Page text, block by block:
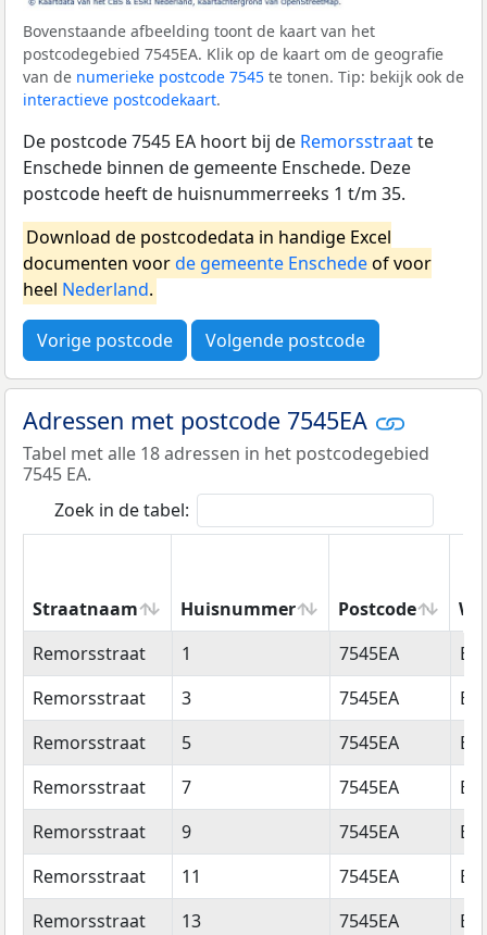
Bovenstaande afbeelding toont de kaart van het
postcodegebied 7545EA. Klik op de kaart om de geografie
van de numerieke postcode 7545 te tonen. Tip: bekijk ook de
interactieve postcodekaart.
De postcode 7545 EA hoort bij de Remorsstraatte
Enschede binnen de gemeente Enschede. Deze
postcode heeft de huisnummerreeks 1 t/m 35.
Download de postcodedata in handige Excel
documenten voorde gemeente Enschedeof voor
heel Nederland.
Vorige postcode Volgende postcode
Adressen met postcode 7545EA
Tabel met alle 18 adressen in het postcodegebied
7545 EA.
Zoek in de tabel:
Straatnaam Huisnummer Postcode
Straatnaam
Huisnummer Postcode
Remorsstraat 1 7545EA
Remorsstraat
3 7545EA
Remorsstraat
5 7545EA
Remorsstraat
7 7545EA
Remorsstraat
9 7545EA
Remorsstraat
11 7545EA
Remorsstraat
13 7545EA